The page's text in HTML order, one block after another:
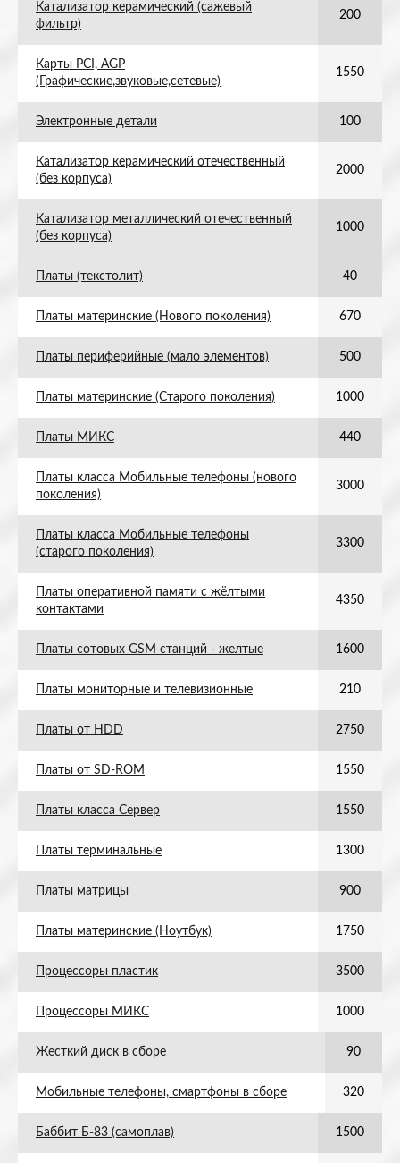
Катализатор керамический (сажевый
фильтр)
200
Карты PCI, AGP
(Графические,звуковые,сетевые)
1550
Электронные детали 100
Катализатор керамический отечественный
(без корпуса)
2000
Катализатор металлический отечественный
(без корпуса)
1000
Платы (текстолит) 40
Платы материнские (Нового поколения) 670
Платы периферийные (мало элементов) 500
Платы материнские (Старого поколения) 1000
Платы МИКС 440
Платы класса Мобильные телефоны (нового
поколения)
3000
Платы класса Мобильные телефоны
(старого поколения)
3300
Платы оперативной памяти с жёлтыми
контактами
4350
Платы сотовых GSM станций - желтые 1600
Платы мониторные и телевизионные 210
Платы от HDD 2750
Платы от SD-ROM 1550
Платы класса Сервер 1550
Платы терминальные 1300
Платы матрицы 900
Платы материнские (Ноутбук) 1750
Процессоры пластик 3500
Процессоры МИКС 1000
Жесткий диск в сборе 90
Мобильные телефоны, смартфоны в сборе 320
Баббит Б-83 (самоплав) 1500